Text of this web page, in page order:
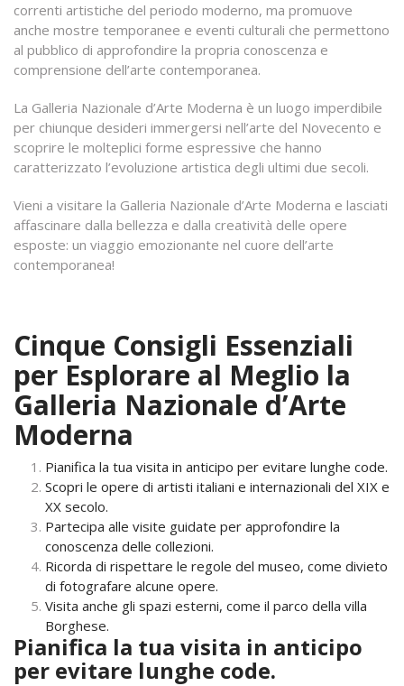
correnti artistiche del periodo moderno, ma promuove
anche mostre temporanee e eventi culturali che permettono
al pubblico di approfondire la propria conoscenza e
comprensione dell’arte contemporanea.
La Galleria Nazionale d’Arte Moderna è un luogo imperdibile
per chiunque desideri immergersi nell’arte del Novecento e
scoprire le molteplici forme espressive che hanno
caratterizzato l’evoluzione artistica degli ultimi due secoli.
Vieni a visitare la Galleria Nazionale d’Arte Moderna e lasciati
affascinare dalla bellezza e dalla creatività delle opere
esposte: un viaggio emozionante nel cuore dell’arte
contemporanea!
Cinque Consigli Essenziali
per Esplorare al Meglio la
Galleria Nazionale d’Arte
Moderna
Pianifica la tua visita in anticipo per evitare lunghe code.
Scopri le opere di artisti italiani e internazionali del XIX e
XX secolo.
Partecipa alle visite guidate per approfondire la
conoscenza delle collezioni.
Ricorda di rispettare le regole del museo, come divieto
di fotografare alcune opere.
Visita anche gli spazi esterni, come il parco della villa
Borghese.
Pianifica la tua visita in anticipo
per evitare lunghe code.